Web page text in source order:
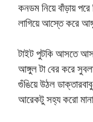
কনডম নিয়ে বাঁড়ায়
লাগিয়ে আস্তে করে
টাইট পুটকি আসতে
আঙ্গুল টা বের করে
গুঁঙিয়ে উঠল
আরেকটু সহ্য করো